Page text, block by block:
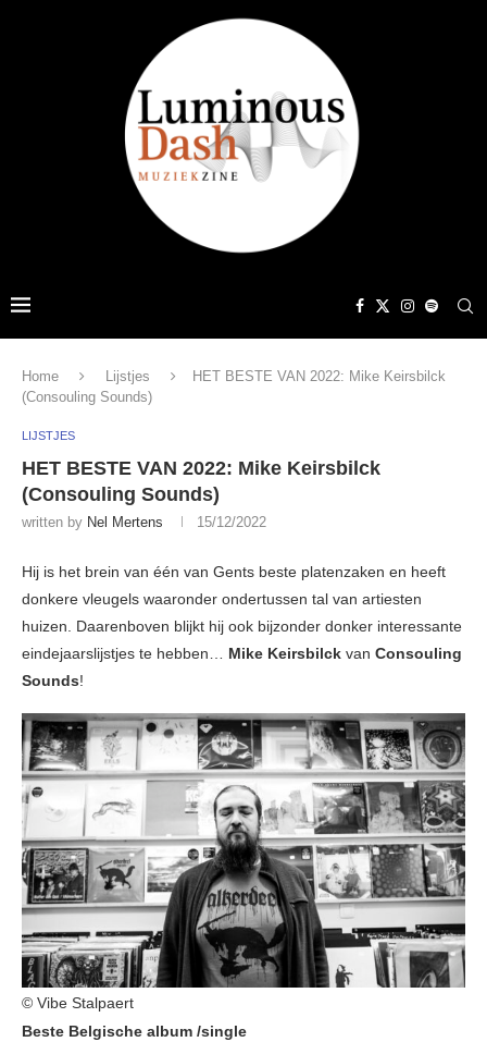
Home Lijstjes
HET BESTE VAN 2022: Mike Keirsbilck
(Consouling Sounds)
LIJSTJES
HET BESTE VAN 2022: Mike Keirsbilck
(Consouling Sounds)
written by Nel Mertens 15/12/2022
Hij is het brein van één van Gents beste platenzaken en heeft
donkere vleugels waaronder ondertussen tal van artiesten
huizen. Daarenboven blijkt hij ook bijzonder donker interessante
eindejaarslijstjes te hebben… Mike Keirsbilck van Consouling
Sounds!
© Vibe Stalpaert
Beste Belgische album /single